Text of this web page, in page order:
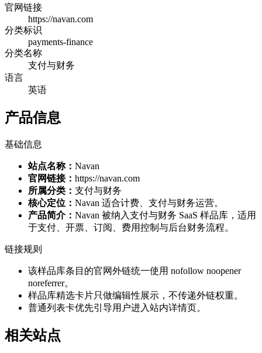
官网链接
https://navan.com
分类标识
payments-finance
分类名称
支付与财务
语言
英语
产品信息
基础信息
站点名称： Navan
官网链接： https://navan.com
所属分类： 支付与财务
核心定位： Navan 适合计费、支付与财务运营。
产品简介： Navan 被纳入支付与财务 SaaS 样品库，适用
于支付、开票、订阅、费用控制与后台财务流程。
链接规则
该样品库条目的官网外链统一使用 nofollow noopener
noreferrer。
样品库精选卡片只做编辑性展示，不传递外链权重。
普通列表卡优先引导用户进入站内详情页。
相关站点